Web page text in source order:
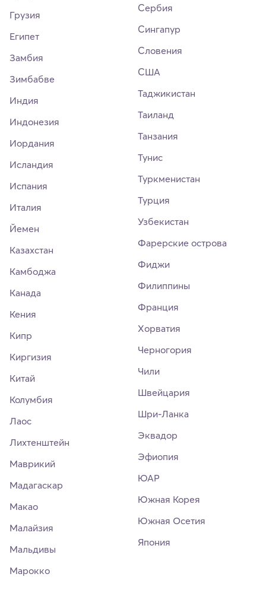
Грузия
Египет
Замбия
Зимбабве
Индия
Индонезия
Иордания
Исландия
Испания
Италия
Йемен
Казахстан
Камбоджа
Канада
Кения
Кипр
Киргизия
Китай
Колумбия
Лаос
Лихтенштейн
Маврикий
Мадагаскар
Макао
Малайзия
Мальдивы
Марокко
Сербия
Сингапур
Словения
США
Таджикистан
Таиланд
Танзания
Тунис
Туркменистан
Турция
Узбекистан
Фарерские острова
Фиджи
Филиппины
Франция
Хорватия
Черногория
Чили
Швейцария
Шри-Ланка
Эквадор
Эфиопия
ЮАР
Южная Корея
Южная Осетия
Япония